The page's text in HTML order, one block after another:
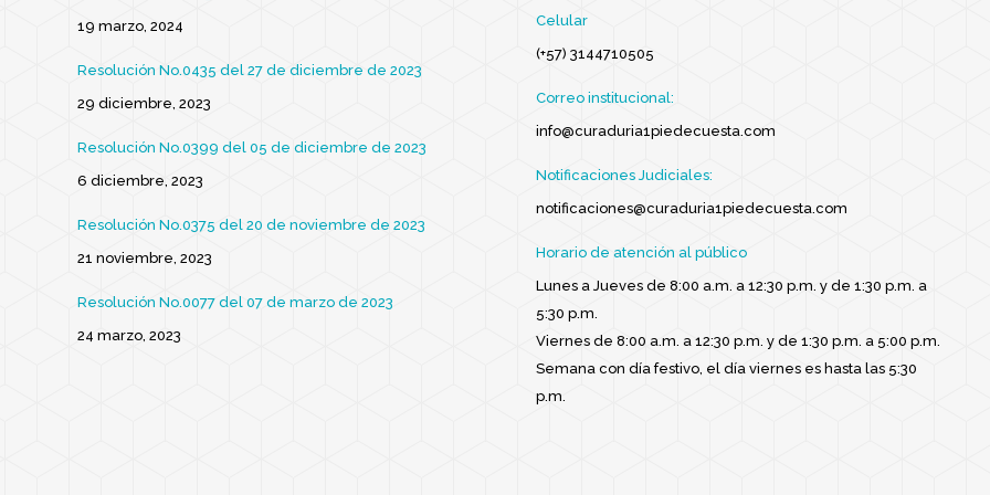
19 marzo, 2024
Resolución No.0435 del 27 de diciembre de 2023
29 diciembre, 2023
Resolución No.0399 del 05 de diciembre de 2023
6 diciembre, 2023
Resolución No.0375 del 20 de noviembre de 2023
21 noviembre, 2023
Resolución No.0077 del 07 de marzo de 2023
24 marzo, 2023
Celular
(+57) 3144710505
Correo institucional:
info@curaduria1piedecuesta.com
Notificaciones Judiciales:
notificaciones@curaduria1piedecuesta.com
Horario de atención al público
Lunes a Jueves de 8:00 a.m. a 12:30 p.m. y de 1:30 p.m. a
5:30 p.m.
Viernes de 8:00 a.m. a 12:30 p.m. y de 1:30 p.m. a 5:00 p.m.
Semana con día festivo, el día viernes es hasta las 5:30
p.m.